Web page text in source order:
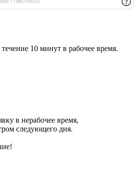
10 минут в рабочее время.
в нерабочее время,
следующего дня.